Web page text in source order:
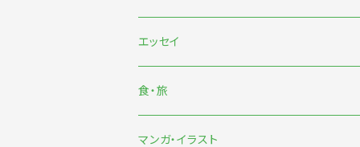
海外文芸
詩歌・短歌・俳句
エッセイ
食・旅
食
マンガ・イラスト